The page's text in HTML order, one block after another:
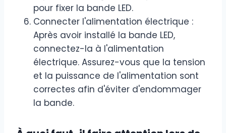
pour fixer la bande LED.
Connecter l'alimentation électrique :
Après avoir installé la bande LED,
connectez-la à l'alimentation
électrique. Assurez-vous que la tension
et la puissance de l'alimentation sont
correctes afin d'éviter d'endommager
la bande.